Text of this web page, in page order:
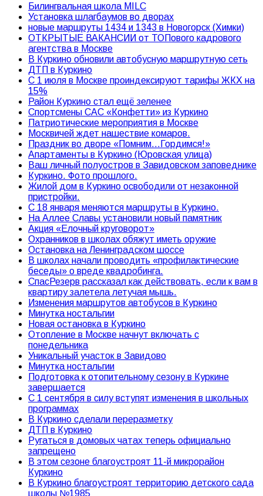
Билингвальная школа MILC
Установка шлагбаумов во дворах
новые маршруты 1434 и 1343 в Новогорск (Химки)
ОТКРЫТЫЕ ВАКАНСИИ от ТОПового кадрового
агентства в Москве
В Куркино обновили автобусную маршрутную сеть
ДТП в Куркино
С 1 июля в Москве проиндексируют тарифы ЖКХ на
15%
Район Куркино стал ещё зеленее
Спортсмены САС «Конфетти» из Куркино
Патриотические мероприятия в Москве
Москвичей ждет нашествие комаров.
Праздник во дворе «Помним…Гордимся!»
Апартаменты в Куркино (Юровская улица)
Ваш личный полуостров в Завидовском заповеднике
Куркино. Фото прошлого.
Жилой дом в Куркино освободили от незаконной
пристройки.
С 18 января меняются маршруты в Куркино.
На Аллее Славы установили новый памятник
Акция «Елочный круговорот»
Охранников в школах обяжут иметь оружие
Остановка на Ленинградском шоссе
В школах начали проводить «профилактические
беседы» о вреде квадробинга.
СпасРезерв рассказал как действовать, если к вам в
квартиру залетела летучая мышь.
Изменения маршрутов автобусов в Куркино
Минутка ностальгии
Новая остановка в Куркино
Отопление в Москве начнут включать с
понедельника
Уникальный участок в Завидово
Минутка ностальгии
Подготовка к отопительному сезону в Куркине
завершается
С 1 сентября в силу вступят изменения в школьных
программах
В Куркино сделали переразметку
ДТП в Куркино
Ругаться в домовых чатах теперь официально
запрещено
В этом сезоне благоустроят 11-й микрорайон
Куркино
В Куркино благоустроят территорию детского сада
школы №1985